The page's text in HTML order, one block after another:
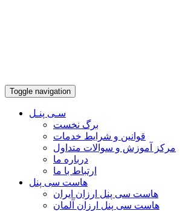
Toggle navigation
سـی پنـل
برگ نخست
قوانین و شرایط خدمات
مرکز آموزش و سوالات متداول
درباره ما
ارتباط با ما
هاست سی پنل
هاست سی پنل ارزان ایران
هاست سی پنل ارزان آلمان